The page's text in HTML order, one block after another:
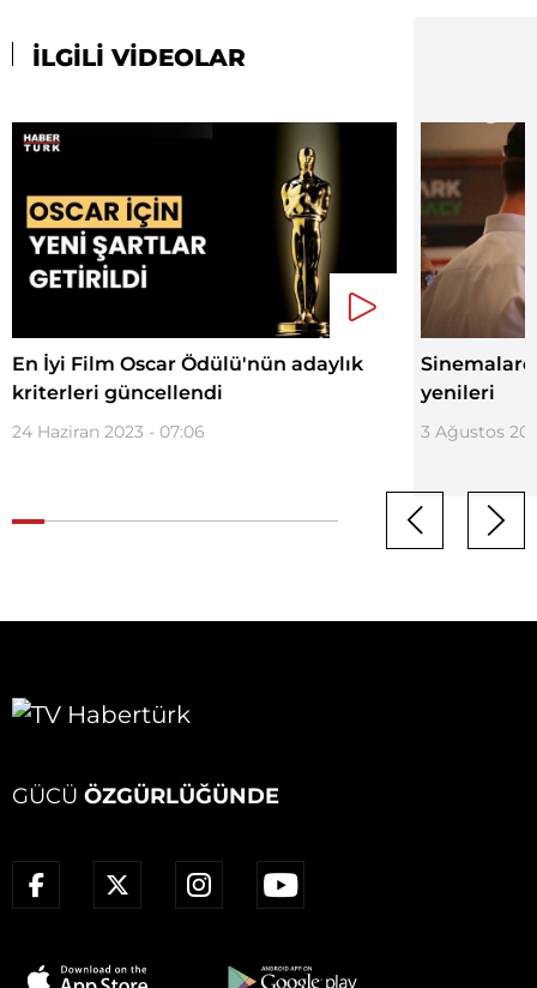
İLGİLİ VİDEOLAR
En İyi Film Oscar Ödülü'nün adaylık
kriterleri güncellendi
24 Haziran 2023 - 07:06
yenileri
3 Ağustos
GÜCÜ ÖZGÜRLÜĞÜNDE